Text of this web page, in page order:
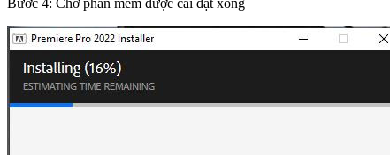
Bước 4: Chờ phần mềm được cài đặt xong